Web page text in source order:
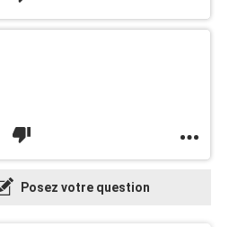
Posez votre question